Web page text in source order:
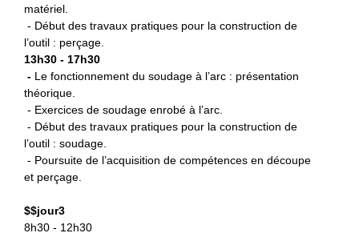
matériel.
- Début des travaux pratiques pour la construction de
l’outil : perçage.
13h30 - 17h30
- Le fonctionnement du soudage à l’arc : présentation
théorique.
- Exercices de soudage enrobé à l’arc.
- Début des travaux pratiques pour la construction de
l’outil : soudage.
- Poursuite de l’acquisition de compétences en découpe
et perçage.
$$jour3
8h30 - 12h30